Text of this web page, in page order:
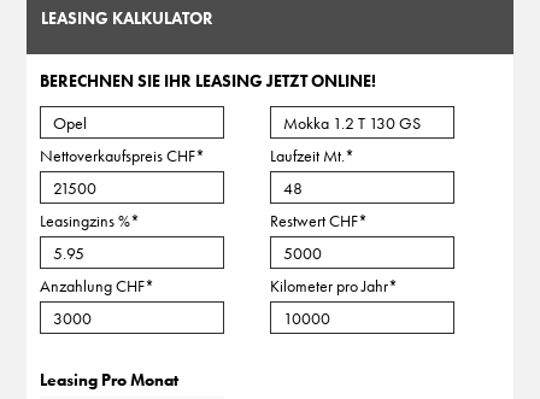
LEASING KALKULATOR
BERECHNEN SIE IHR LEASING JETZT ONLINE!
Nettoverkaufspreis CHF* Laufzeit Mt.*
Leasingzins %* Restwert CHF*
Anzahlung CHF* Kilometer pro Jahr*
Leasing Pro Monat